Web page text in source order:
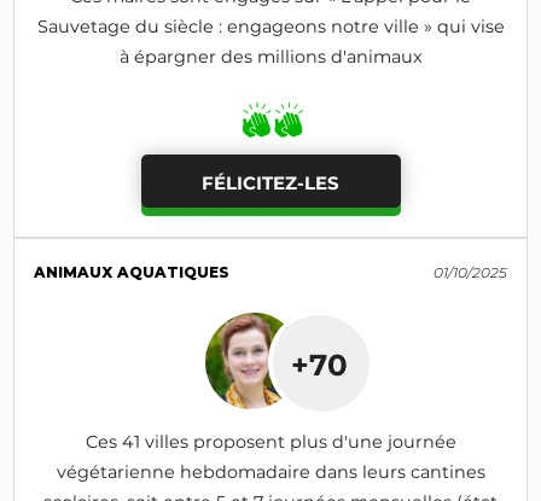
Sauvetage du siècle : engageons notre ville » qui vise
à épargner des millions d'animaux
FÉLICITEZ-LES
ANIMAUX AQUATIQUES 01/10/2025
+70
Ces 41 villes proposent plus d'une journée
végétarienne hebdomadaire dans leurs cantines